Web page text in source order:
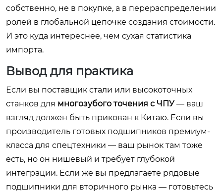
собственно, не в покупке, а в перераспределении
ролей в глобальной цепочке создания стоимости.
И это куда интереснее, чем сухая статистика
импорта.
Вывод для практика
Если вы поставщик стали или высокоточных
станков для многозубого точения с ЧПУ— ваш
взгляд должен быть прикован к Китаю. Если вы
производитель готовых подшипников премиум-
класса для спецтехники — ваш рынок там тоже
есть, но он нишевый и требует глубокой
интеграции. Если же вы предлагаете рядовые
подшипники для вторичного рынка — готовьтесь